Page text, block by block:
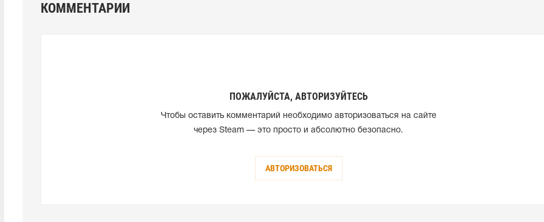
КОММЕНТАРИИ
ПОЖАЛУЙСТА, АВТОРИЗУЙТЕСЬ
Чтобы оставить комментарий необходимо авторизоваться на сайте
через Steam — это просто и абсолютно безопасно.
АВТОРИЗОВАТЬСЯ